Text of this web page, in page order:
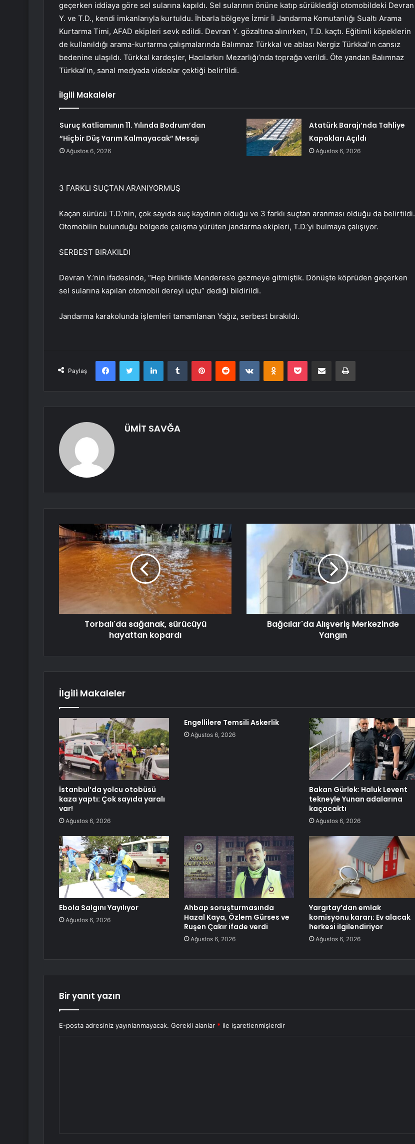
geçerken iddiaya göre sel sularına kapıldı. Sel sularının önüne katıp sürüklediği otomobildeki Devran
Y. ve T.D., kendi imkanlarıyla kurtuldu. İhbarla bölgeye İzmir İl Jandarma Komutanlığı Sualtı Arama
Kurtarma Timi, AFAD ekipleri sevk edildi. Devran Y. gözaltına alınırken, T.D. kaçtı. Eğitimli köpeklerin
de kullanıldığı arama-kurtarma çalışmalarında Balımnaz Türkkal ve ablası Nergiz Türkkal’ın cansız
bedenine ulaşıldı. Türkkal kardeşler, Hacılarkırı Mezarlığı’nda toprağa verildi. Öte yandan Balımnaz
Türkkal’ın, sanal medyada videolar çektiği belirtildi.
İlgili Makaleler
Suruç Katliamının 11. Yılında Bodrum’dan
“Hiçbir Düş Yarım Kalmayacak” Mesajı
Ağustos 6, 2026
Atatürk Barajı’nda Tahliye
Kapakları Açıldı
Ağustos 6, 2026
3 FARKLI SUÇTAN ARANIYORMUŞ
Kaçan sürücü T.D.’nin, çok sayıda suç kaydının olduğu ve 3 farklı suçtan aranması olduğu da belirtildi.
Otomobilin bulunduğu bölgede çalışma yürüten jandarma ekipleri, T.D.’yi bulmaya çalışıyor.
SERBEST BIRAKILDI
Devran Y.’nin ifadesinde, “Hep birlikte Menderes’e gezmeye gitmiştik. Dönüşte köprüden geçerken
sel sularına kapılan otomobil dereyi uçtu” dediği bildirildi.
Jandarma karakolunda işlemleri tamamlanan Yağız, serbest bırakıldı.
Paylaş
FacebookTwitter LinkedInTumblr PinterestReddit VKontakteOdnoklassniki
Pocket E-Posta ile paylaş Yazdır
ÜMİT SAVĞA
Torbalı'da sağanak, sürücüyü
hayattan kopardı
Bağcılar'da Alışveriş Merkezinde
Yangın
İlgili Makaleler
İstanbul’da yolcu otobüsü
kaza yaptı: Çok sayıda yaralı
var!
Ağustos 6, 2026
Engellilere Temsili Askerlik
Ağustos 6, 2026
Bakan Gürlek: Haluk Levent
tekneyle Yunan adalarına
kaçacaktı
Ağustos 6, 2026
Ebola Salgını Yayılıyor
Ağustos 6, 2026
Ahbap soruşturmasında
Hazal Kaya, Özlem Gürses ve
Ruşen Çakır ifade verdi
Ağustos 6, 2026
Yargıtay’dan emlak
komisyonu kararı: Ev alacak
herkesi ilgilendiriyor
Ağustos 6, 2026
Bir yanıt yazın
E-posta adresiniz yayınlanmayacak. Gerekli alanlar * ile işaretlenmişlerdir